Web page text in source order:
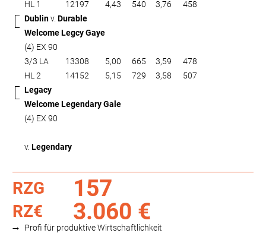
HL 1
12197 4,43 540 3,76
458
Dublinv. Durable
Welcome Legcy Gaye
(4) EX 90
3/3 LA
13308 5,00 665 3,59
478
HL 2
14152 5,15 729 3,58
507
Legacy
Welcome Legendary Gale
(4) EX 90
v. Legendary
RZG 157
RZ€ 3.060 €
Profi für produktive Wirtschaftlichkeit